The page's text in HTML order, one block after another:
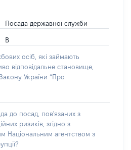
Посада державної служби
В
осіб, які займають
відповідальне становище,
України “Про
до посад, пов'язаних з
ризиків, згідно з
Національним агентством з